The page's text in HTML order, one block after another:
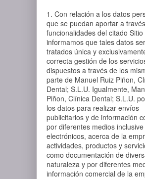
1. Con relación a los datos
que se puedan aportar a
funcionalidades del citado
informamos que tales datos
tratados única y
correcta gestión de los
dispuestos a través de los
parte de Manuel Ruiz Piñon,
Dental; S.L.U. Igualmente,
Piñon, Clínica Dental; S.L.U.
los datos para realizar envíos
publicitarios y de información
por diferentes medios
electrónicos, acerca de la
actividades, productos y
como documentación de
naturaleza y por diferentes
información comercial de la